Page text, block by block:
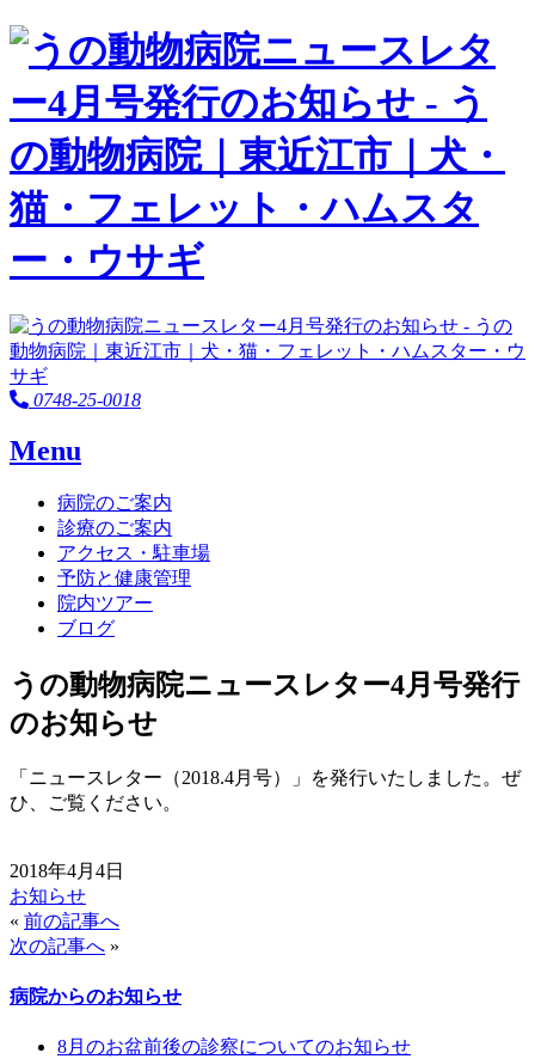
0748-25-0018
Menu
病院のご案内
診療のご案内
アクセス・駐車場
予防と健康管理
院内ツアー
ブログ
うの動物病院ニュースレター4月号発行
のお知らせ
「ニュースレター（2018.4月号）」を発行いたしました。ぜ
ひ、ご覧ください。
2018年4月4日
お知らせ
« 前の記事へ
次の記事へ »
病院からのお知らせ
8月のお盆前後の診察についてのお知らせ